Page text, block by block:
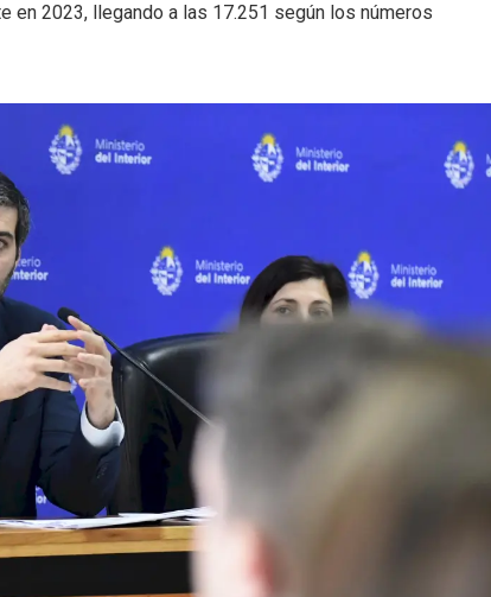
en 2023, llegando a las 17.251 según los números